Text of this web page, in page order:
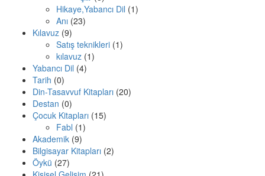
Hikaye,Yabancı Dil (1)
Anı (23)
Kılavuz (9)
Satış teknikleri (1)
kılavuz (1)
Yabancı Dil (4)
Tarih (0)
Din-Tasavvuf Kitapları (20)
Destan (0)
Çocuk Kitapları (15)
Fabl (1)
Akademik (9)
Bilgisayar Kitapları (2)
Öykü (27)